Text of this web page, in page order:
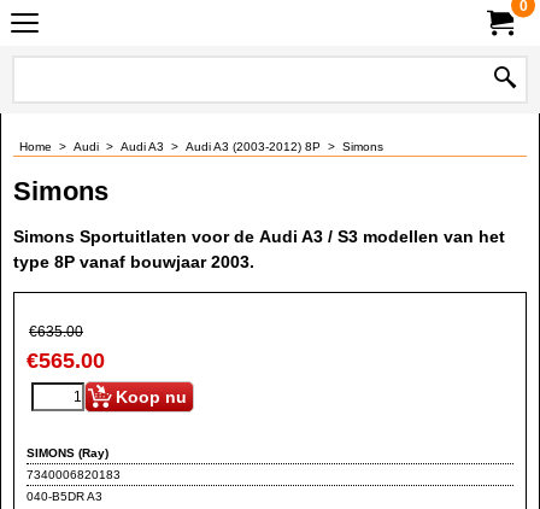
0
Home > Audi > Audi A3 > Audi A3 (2003-2012) 8P > Simons
Simons
Simons Sportuitlaten voor de Audi A3 / S3 modellen van het
type 8P vanaf bouwjaar 2003.
€635.00
€565.00
Koop nu
SIMONS (Ray)
7340006820183
040-B5DR A3